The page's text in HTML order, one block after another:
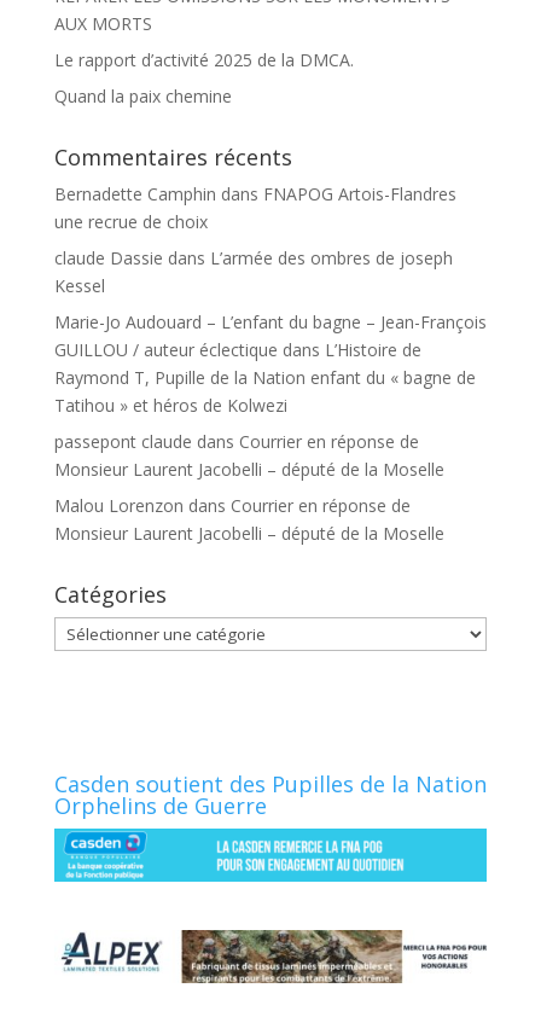
AUX MORTS
Le rapport d’activité 2025 de la DMCA.
Quand la paix chemine
Commentaires récents
Bernadette Camphin dans FNAPOG Artois-Flandres
une recrue de choix
claude Dassie dans L’armée des ombres de joseph
Kessel
Marie-Jo Audouard – L’enfant du bagne – Jean-François
GUILLOU / auteur éclectique dans L’Histoire de
Raymond T, Pupille de la Nation enfant du « bagne de
Tatihou » et héros de Kolwezi
passepont claude dans Courrier en réponse de
Monsieur Laurent Jacobelli – député de la Moselle
Malou Lorenzon dans Courrier en réponse de
Monsieur Laurent Jacobelli – député de la Moselle
Catégories
Catégories
Casden soutient des Pupilles de la Nation
Orphelins de Guerre